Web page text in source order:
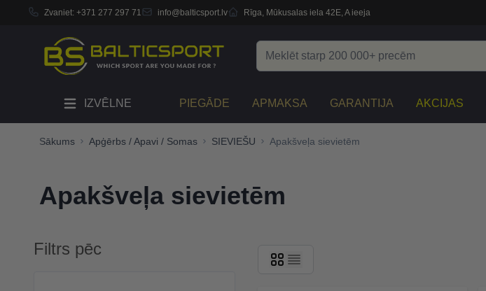
Zvaniet: +371 277 297 71 info@balticsport.lv Rīga, Mūkusalas iela 42E, A ieeja
IZVĒLNE PIEGĀDE APMAKSA GARANTIJA AKCIJAS
Sākums Apģērbs / Apavi / Somas SIEVIEŠU Apakšveļa sievietēm
Apakšveļa sievietēm
Filtrs pēc